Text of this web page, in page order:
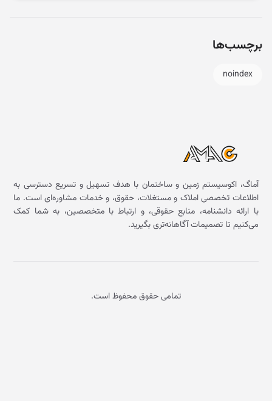
برچسب‌ها
noindex
آماگ، اکوسیستم زمین و ساختمان با هدف تسهیل و تسریع دسترسی به
اطلاعات تخصصی املاک و مستغلات، حقوق، و خدمات مشاوره‌ای است. ما
با ارائه دانشنامه، منابع حقوقی، و ارتباط با متخصصین، به شما کمک
می‌کنیم تا تصمیمات آگاهانه‌تری بگیرید.
تمامی حقوق محفوظ است.